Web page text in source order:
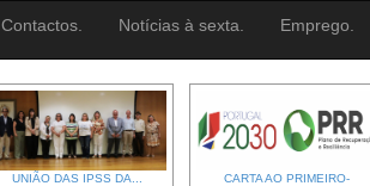
Contactos. Notícias à sexta. Emprego.
UNIÃO DAS IPSS DA...
CARTA AO PRIMEIRO-